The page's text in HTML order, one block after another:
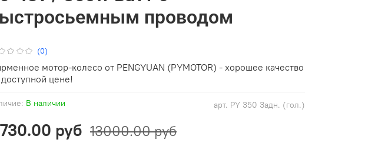
(0)
арт. PY 350 Задн. (гол.)
В наличии
проводом
руб 13000.00 руб
мотор-колесо от PENGYUAN (PYMOTOR) - хорошее качество
цене!